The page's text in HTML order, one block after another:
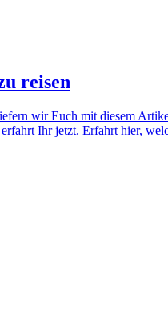
reisen
wir Euch mit diesem
Ihr jetzt. Erfahrt hier,